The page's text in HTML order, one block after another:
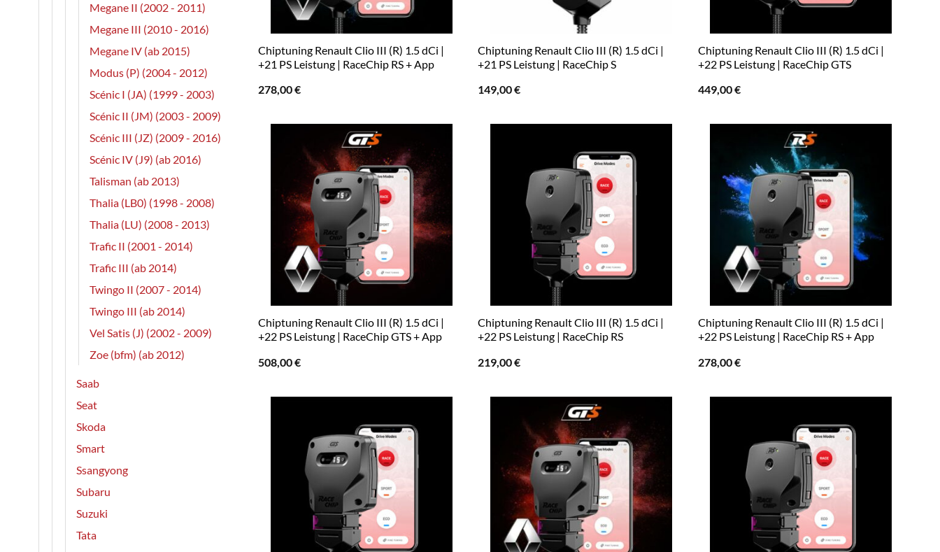
Megane II (2002 - 2011)
Megane III (2010 - 2016)
Megane IV (ab 2015)
Modus (P) (2004 - 2012)
Scénic I (JA) (1999 - 2003)
Scénic II (JM) (2003 - 2009)
Scénic III (JZ) (2009 - 2016)
Scénic IV (J9) (ab 2016)
Talisman (ab 2013)
Thalia (LB0) (1998 - 2008)
Thalia (LU) (2008 - 2013)
Trafic II (2001 - 2014)
Trafic III (ab 2014)
Twingo II (2007 - 2014)
Twingo III (ab 2014)
Vel Satis (J) (2002 - 2009)
Zoe (bfm) (ab 2012)
Saab
Seat
Skoda
Smart
Ssangyong
Subaru
Suzuki
Tata
Chiptuning Renault Clio III (R) 1.5 dCi |
+21 PS Leistung | RaceChip RS + App
278,00€
Chiptuning Renault Clio III (R) 1.5 dCi |
+21 PS Leistung | RaceChip S
149,00€
Chiptuning Renault Clio III (R) 1.5 dCi |
+22 PS Leistung | RaceChip GTS
449,00€
Chiptuning Renault Clio III (R) 1.5 dCi |
+22 PS Leistung | RaceChip GTS + App
508,00€
Chiptuning Renault Clio III (R) 1.5 dCi |
+22 PS Leistung | RaceChip RS
219,00€
Chiptuning Renault Clio III (R) 1.5 dCi |
+22 PS Leistung | RaceChip RS + App
278,00€